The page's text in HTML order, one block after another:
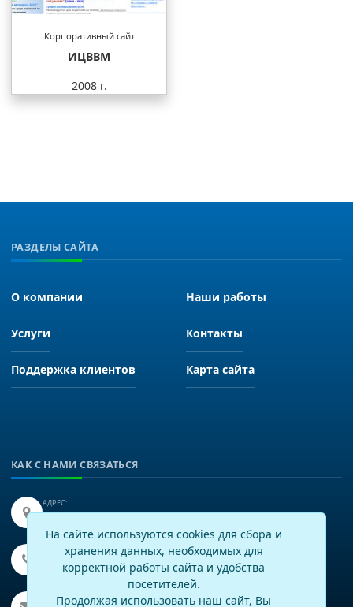
Корпоративный сайт
ИЦВВМ
2008 г.
РАЗДЕЛЫ САЙТА
О компании Наши работы
Услуги Контакты
Поддержка клиентов Карта сайта
КАК С НАМИ СВЯЗАТЬСЯ
АДРЕС:
Иркутск, улица Байкальская 249, офис 225.
ТЕЛЕФОН:
+7(3952)43-60-16
EMAIL:
На сайте используются cookies для сбора и
хранения данных, необходимых для
корректной работы сайта и удобства
посетителей.
Продолжая использовать наш сайт, Вы